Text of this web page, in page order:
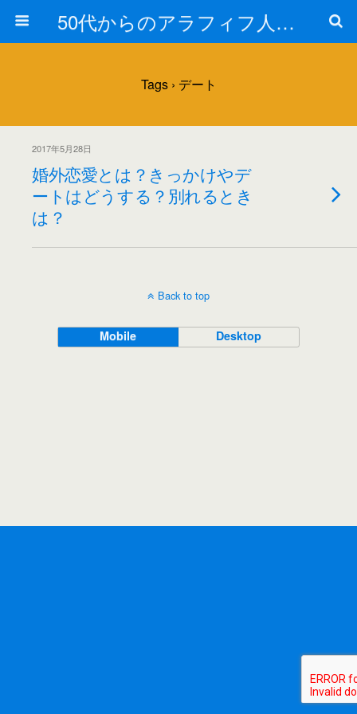
50代からのアラフィフ人生の楽しみ方
Tags › デート
2017年5月28日
婚外恋愛とは？きっかけやデ
ートはどうする？別れるとき
は？
Back to top
Mobile Desktop